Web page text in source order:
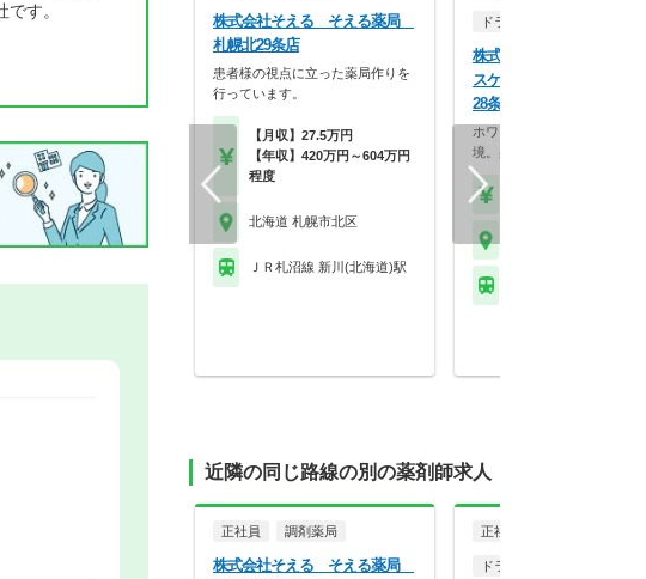
す。
株式会社そえる そえる薬局
札幌北29条店
患者様の視点に立った薬局作りを
行っています。
【月収】27.5万円
【年収】420万円～604万円
程度
北海道 札幌市北区
ＪＲ札沼線 新川(北海道)駅
ドラッグストア（調剤併設
株式会社ココカラファイ
スケア ココカラファイ
28条店
ホワイト500認定のクリーン
境。身だしなみの自…
近隣の同じ路線の別の薬剤師求人
正社員 調剤薬局
株式会社そえる そえる薬局
正社員
ドラッグストア（調剤併設